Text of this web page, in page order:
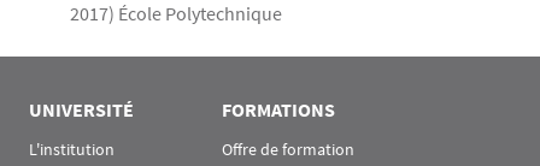
2017) École Polytechnique
UNIVERSITÉ
L'institution
FORMATIONS
Offre de formation